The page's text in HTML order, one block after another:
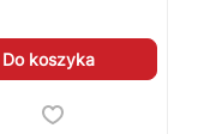
Do koszyka